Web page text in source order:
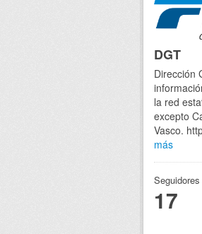
DGT
Dirección
la red
excepto
Vasco.
más
Seguidores
17